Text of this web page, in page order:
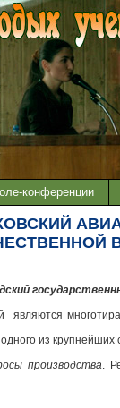
конференции
из крупнейших
производства.